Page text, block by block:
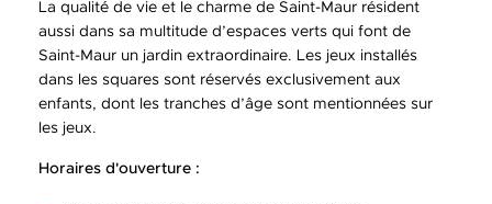
La qualité de vie et le charme de Saint-Maur résident
aussi dans sa multitude d’espaces verts qui font de
Saint-Maur un jardin extraordinaire. Les jeux installés
dans les squares sont réservés exclusivement aux
enfants, dont les tranches d’âge sont mentionnées sur
les jeux.
Horaires d'ouverture :